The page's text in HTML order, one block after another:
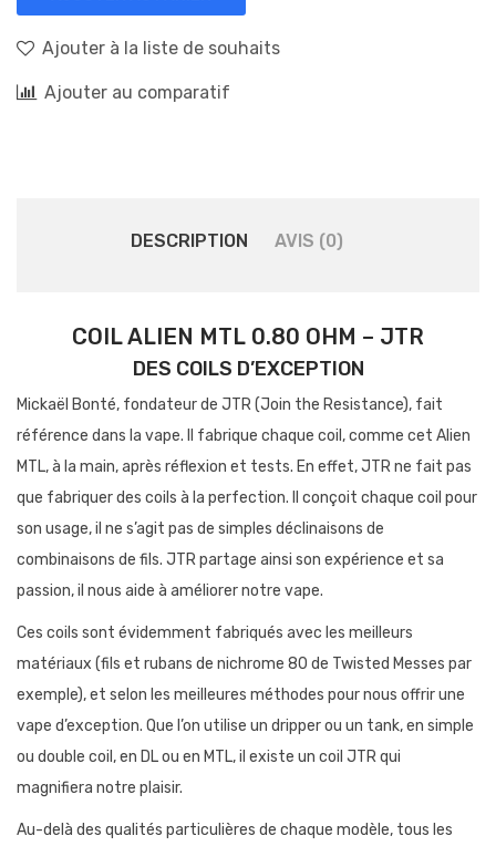
Ajouter à la liste de souhaits
Ajouter au comparatif
DESCRIPTION AVIS (0)
COIL ALIEN MTL 0.80 OHM – JTR
DES COILS D’EXCEPTION
Mickaël Bonté, fondateur de JTR (Join the Resistance), fait
référence dans la vape. Il fabrique chaque coil, comme cet Alien
MTL, à la main, après réflexion et tests. En effet, JTR ne fait pas
que fabriquer des coils à la perfection. Il conçoit chaque coil pour
son usage, il ne s’agit pas de simples déclinaisons de
combinaisons de fils. JTR partage ainsi son expérience et sa
passion, il nous aide à améliorer notre vape.
Ces coils sont évidemment fabriqués avec les meilleurs
matériaux (fils et rubans de nichrome 80 de Twisted Messes par
exemple), et selon les meilleures méthodes pour nous offrir une
vape d’exception. Que l’on utilise un dripper ou un tank, en simple
ou double coil, en DL ou en MTL, il existe un coil JTR qui
magnifiera notre plaisir.
Au-delà des qualités particulières de chaque modèle, tous les